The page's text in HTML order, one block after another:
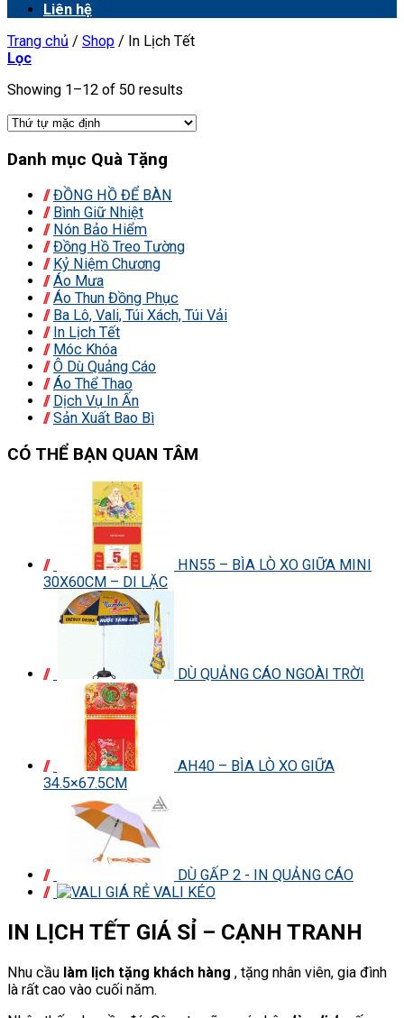
Liên hệ
Trang chủ / Shop / In Lịch Tết
Lọc
Showing 1–12 of 50 results
Danh mục Quà Tặng
ĐỒNG HỒ ĐỂ BÀN
Bình Giữ Nhiệt
Nón Bảo Hiểm
Đồng Hồ Treo Tường
Kỷ Niệm Chương
Áo Mưa
Áo Thun Đồng Phục
Ba Lô, Vali, Túi Xách, Túi Vải
In Lịch Tết
Móc Khóa
Ô Dù Quảng Cáo
Áo Thể Thao
Dịch Vụ In Ấn
Sản Xuất Bao Bì
CÓ THỂ BẠN QUAN TÂM
HN55 – BÌA LÒ XO GIỮA MINI
30X60CM – DI LẶC
DÙ QUẢNG CÁO NGOÀI TRỜI
AH40 – BÌA LÒ XO GIỮA
34.5×67.5CM
DÙ GẤP 2 - IN QUẢNG CÁO
VALI KÉO
IN LỊCH TẾT GIÁ SỈ – CẠNH TRANH
Nhu cầu làm lịch tặng khách hàng , tặng nhân viên, gia đình
là rất cao vào cuối năm.